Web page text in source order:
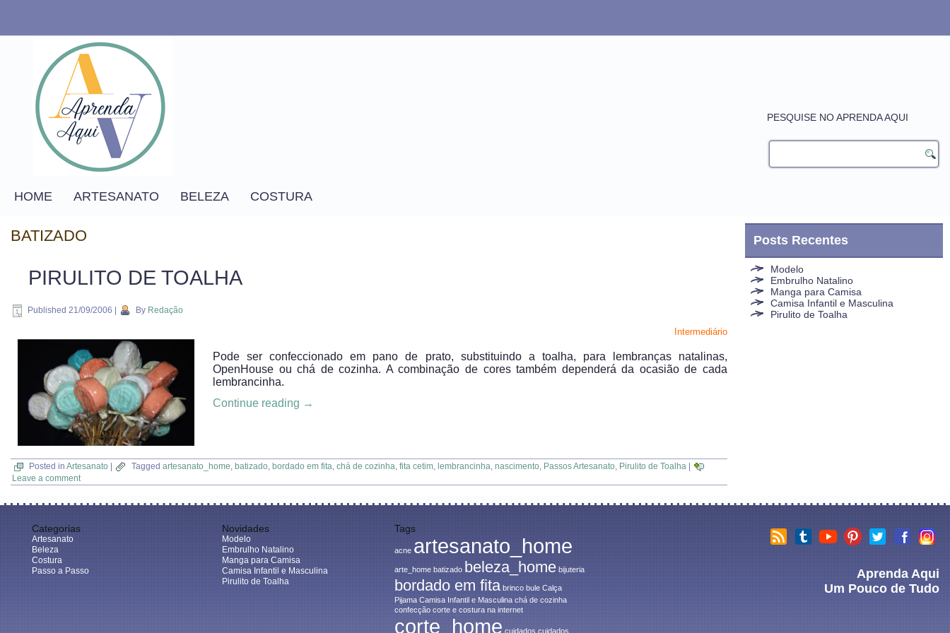
PESQUISE NO APRENDA AQUI
HOME ARTESANATO BELEZA COSTURA
BATIZADO
PIRULITO DE TOALHA
Published 21/09/2006 By Redação
Intermediário
Pode ser confeccionado em pano de prato, substituindo a toalha, para lembranças natalinas,
OpenHouse ou chá de cozinha. A combinação de cores também dependerá da ocasião de cada
lembrancinha.
Continue reading →
Posted in Artesanato Tagged artesanato_home, batizado, bordado em fita, chá de cozinha, fita cetim, lembrancinha, nascimento, Passos Artesanato, Pirulito de Toalha
Leave a comment
Posts Recentes
Modelo
Embrulho Natalino
Manga para Camisa
Camisa Infantil e Masculina
Pirulito de Toalha
Categorias
Artesanato
Beleza
Costura
Passo a Passo
Novidades
Modelo
Embrulho Natalino
Manga para Camisa
Camisa Infantil e Masculina
Pirulito de Toalha
Tags
acne artesanato_home
arte_home batizado beleza_home bijuteria
bordado em fita brinco bule Calça
Pijama Camisa Infantil e Masculina chá de cozinha
confecção corte e costura na internet
corte_home cuidados cuidados
Aprenda Aqui
Um Pouco de Tudo